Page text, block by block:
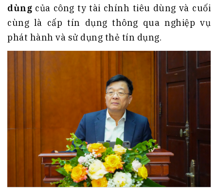
dùng của công ty tài chính tiêu dùng và cuối
cùng là cấp tín dụng thông qua nghiệp vụ
phát hành và sử dụng thẻ tín dụng.